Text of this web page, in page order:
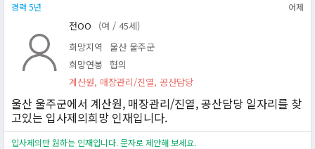
경력 5년 어제
전OO
(여 / 45세)
희망지역
울산 울주군
희망연봉 협의
계산원, 매장관리/진열, 공산담당
울산 울주군에서 계산원, 매장관리/진열, 공산담당 일자리를 찾
고있는 입사제의희망 인재입니다.
입사제의만 원하는 인재입니다. 문자로 제안해 보세요.